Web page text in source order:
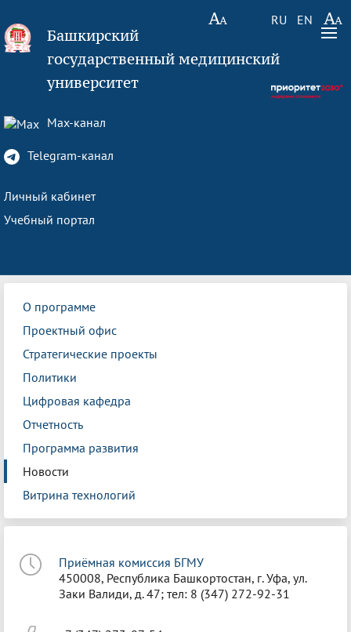
RU EN
Башкирский
государственный медицинский
университет
Max-канал
Telegram-канал
Личный кабинет
Учебный портал
О программе
Проектный офис
Стратегические проекты
Политики
Цифровая кафедра
Отчетность
Программа развития
Новости
Витрина технологий
Приёмная комиссия БГМУ
450008, Республика Башкортостан, г. Уфа, ул.
Заки Валиди, д. 47; тел: 8 (347) 272-92-31